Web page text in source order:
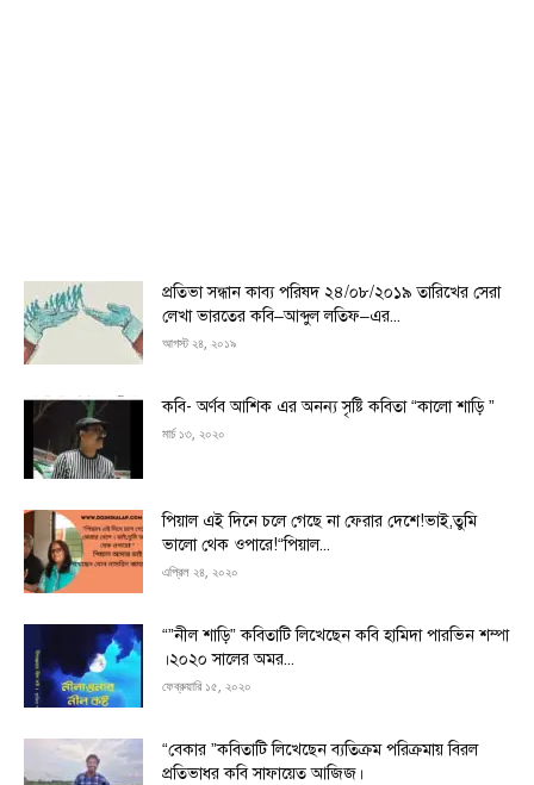
প্রতিভা সন্ধান কাব্য পরিষদ ২৪/০৮/২০১৯ তারিখের সেরা
লেখা ভারতের কবি–আব্দুল লতিফ–এর...
আগস্ট ২৪, ২০১৯
কবি- অর্ণব আশিক এর অনন্য সৃষ্টি কবিতা “কালো শাড়ি ”
মার্চ ১৩, ২০২০
পিয়াল এই দিনে চলে গেছে না ফেরার দেশে!ভাই,তুমি
ভালো থেক ওপারে!“পিয়াল...
এপ্রিল ২৪, ২০২০
“”নীল শাড়ি” কবিতাটি লিখেছেন কবি হামিদা পারভিন শম্পা
।২০২০ সালের অমর...
ফেব্রুয়ারি ১৫, ২০২০
“বেকার ”কবিতাটি লিখেছেন ব্যতিক্রম পরিক্রমায় বিরল
প্রতিভাধর কবি সাফায়েত আজিজ।